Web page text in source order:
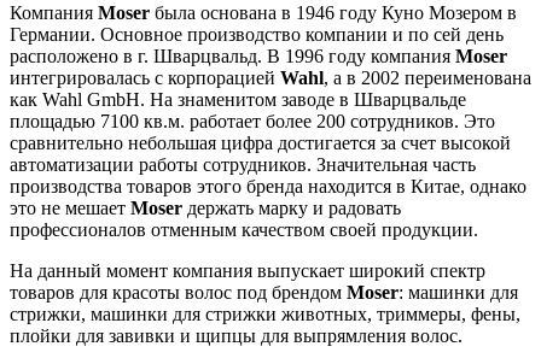
Компания Moser была основана в 1946 году Куно Мозером в
Германии. Основное производство компании и по сей день
расположено в г. Шварцвальд. В 1996 году компания Moser
интегрировалась с корпорацией Wahl, а в 2002 переименована
как Wahl GmbH. На знаменитом заводе в Шварцвальде
площадью 7100 кв.м. работает более 200 сотрудников. Это
сравнительно небольшая цифра достигается за счет высокой
автоматизации работы сотрудников. Значительная часть
производства товаров этого бренда находится в Китае, однако
это не мешает Moser держать марку и радовать
профессионалов отменным качеством своей продукции.
На данный момент компания выпускает широкий спектр
товаров для красоты волос под брендом Moser: машинки для
стрижки, машинки для стрижки животных, триммеры, фены,
плойки для завивки и щипцы для выпрямления волос.